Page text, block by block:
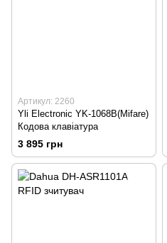
Артикул: 2260
Yli Electronic YK-1068B(Mifare)
Кодова клавіатура
3 895 грн